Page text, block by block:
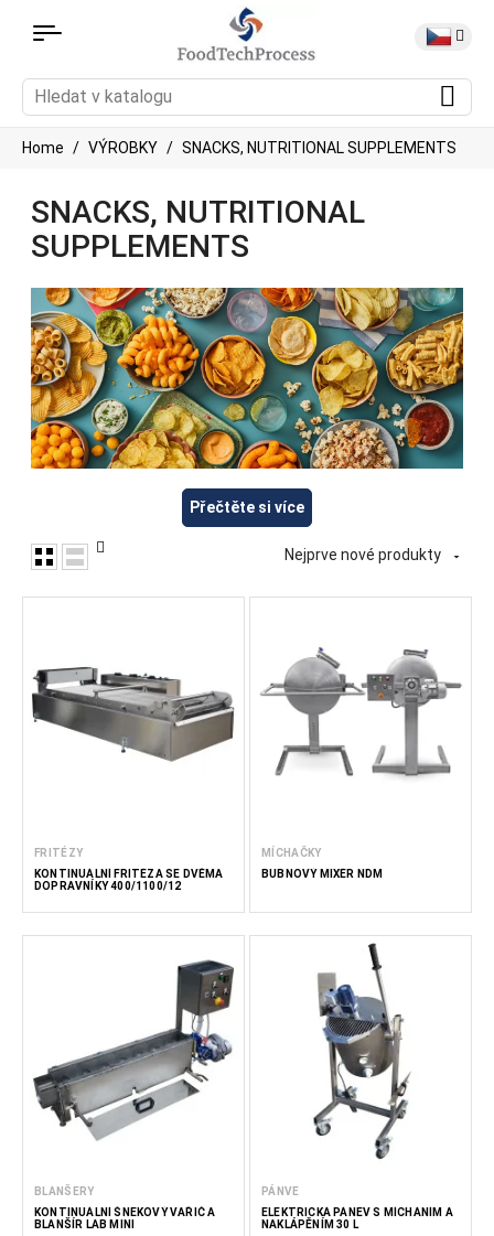
Home VÝROBKY SNACKS, NUTRITIONAL SUPPLEMENTS
SNACKS, NUTRITIONAL
SUPPLEMENTS
Zařízení pro zpracování potravin na výrobu snacků, včetně
zařízení pro míchání, vaření, ohřev a zpracování obilovin,
brambor, ořechů a dalších potravinářských složek. Toto
zařízení je vhodné pro výrobu chipsů, krekrů, extrudovaných
Méně čtěte
Přečtěte si více
Nejprve nové produkty 
FRITÉZY
KONTINUÁLNÍ FRITÉZA SE DVĚMA
DOPRAVNÍKY 400/1100/12
MÍCHAČKY
BUBNOVÝ MIXÉR NDM
BLANŠERY
KONTINUÁLNÍ ŠNEKOVÝ VAŘIČ A
BLANŠÍR LAB MINI
PÁNVE
ELEKTRICKÁ PÁNEV S MÍCHÁNÍM A
NAKLÁPĚNÍM 30 L